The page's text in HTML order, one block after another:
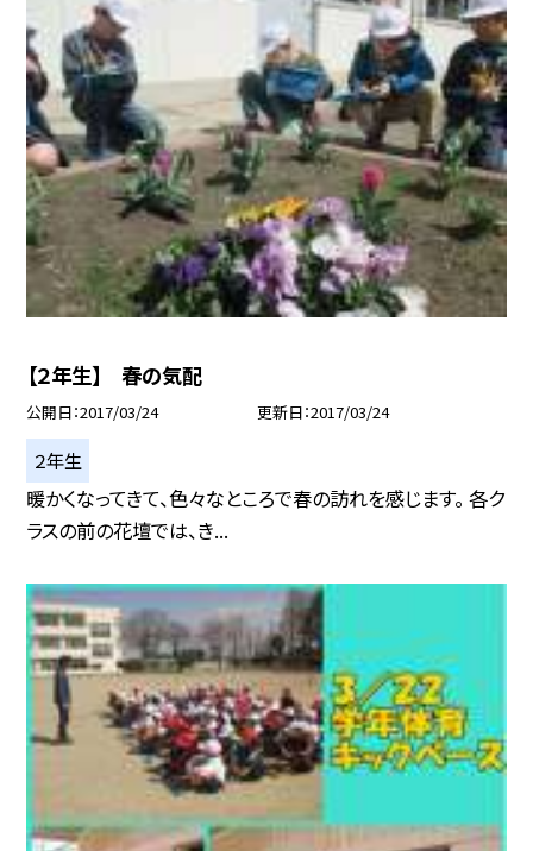
【２年生】 春の気配
公開日 2017/03/24 更新日 2017/03/24
２年生
暖かくなってきて、色々なところで春の訪れを感じます。 各ク
ラスの前の花壇では、き...